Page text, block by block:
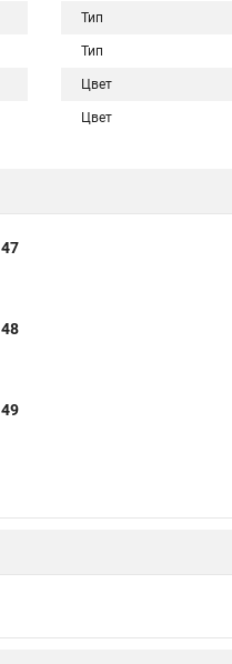
Тип
Тип
Цвет
Цвет